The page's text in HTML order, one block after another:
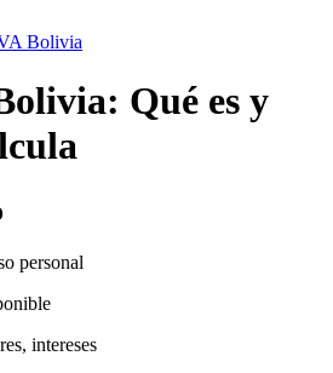
Bolivia
Qué es y
personal
intereses